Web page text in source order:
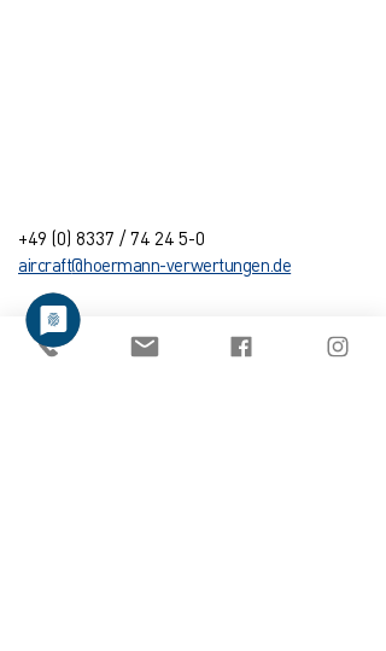
+49 (0) 8337 / 74 24 5-0
aircraft@hoermann-verwertungen.de
Hörmann Verwertungen